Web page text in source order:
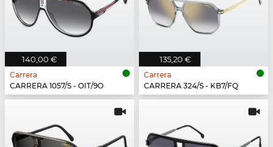
140,00 €
Carrera
CARRERA 1057/S - OIT/9O
135,20 €
Carrera
CARRERA 324/S - KB7/FQ